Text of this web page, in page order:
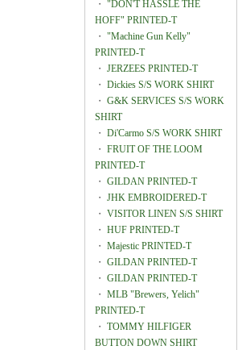
・ "DON'T HASSLE THE
HOFF" PRINTED-T
・ "Machine Gun Kelly"
PRINTED-T
・ JERZEES PRINTED-T
・ Dickies S/S WORK SHIRT
・ G&K SERVICES S/S WORK
SHIRT
・ Di'Carmo S/S WORK SHIRT
・ FRUIT OF THE LOOM
PRINTED-T
・ GILDAN PRINTED-T
・ JHK EMBROIDERED-T
・ VISITOR LINEN S/S SHIRT
・ HUF PRINTED-T
・ Majestic PRINTED-T
・ GILDAN PRINTED-T
・ GILDAN PRINTED-T
・ MLB "Brewers, Yelich"
PRINTED-T
・ TOMMY HILFIGER
BUTTON DOWN SHIRT